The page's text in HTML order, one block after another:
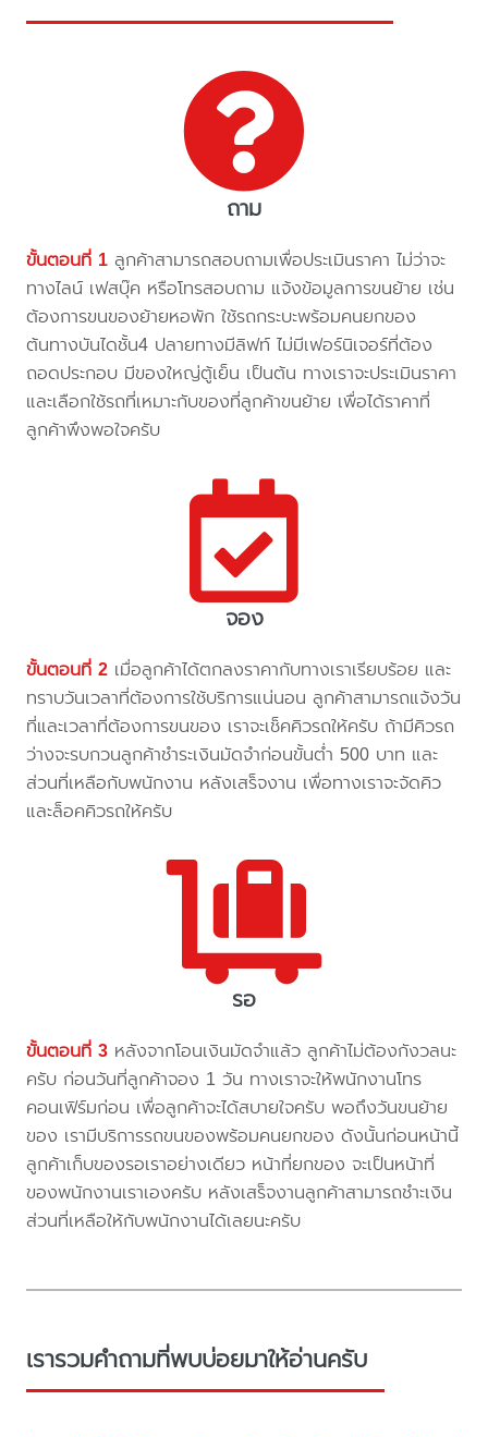
ถาม
ขั้นตอนที่ 1 ลูกค้าสามารถสอบถามเพื่อประเมินราคา ไม่ว่าจะ
ทางไลน์ เฟสบุ๊ค หรือโทรสอบถาม แจ้งข้อมูลการขนย้าย เช่น
ต้องการขนของย้ายหอพัก ใช้รถกระบะพร้อมคนยกของ
ต้นทางบันไดชั้น4 ปลายทางมีลิฟท์ ไม่มีเฟอร์นิเจอร์ที่ต้อง
ถอดประกอบ มีของใหญ่ตู้เย็น เป็นต้น ทางเราจะประเมินราคา
และเลือกใช้รถที่เหมาะกับของที่ลูกค้าขนย้าย เพื่อได้ราคาที่
ลูกค้าพึงพอใจครับ
จอง
ขั้นตอนที่ 2 เมื่อลูกค้าได้ตกลงราคากับทางเราเรียบร้อย และ
ทราบวันเวลาที่ต้องการใช้บริการแน่นอน ลูกค้าสามารถแจ้งวัน
ที่และเวลาที่ต้องการขนของ เราจะเช็คคิวรถให้ครับ ถ้ามีคิวรถ
ว่างจะรบกวนลูกค้าชำระเงินมัดจำก่อนขั้นต่ำ 500 บาท และ
ส่วนที่เหลือกับพนักงาน หลังเสร็จงาน เพื่อทางเราจะจัดคิว
และล็อคคิวรถให้ครับ
รอ
ขั้นตอนที่ 3 หลังจากโอนเงินมัดจำแล้ว ลูกค้าไม่ต้องกังวลนะ
ครับ ก่อนวันที่ลูกค้าจอง 1 วัน ทางเราจะให้พนักงานโทร
คอนเฟิร์มก่อน เพื่อลูกค้าจะได้สบายใจครับ พอถึงวันขนย้าย
ของ เรามีบริการรถขนของพร้อมคนยกของ ดังนั้นก่อนหน้านี้
ลูกค้าเก็บของรอเราอย่างเดียว หน้าที่ยกของ จะเป็นหน้าที่
ของพนักงานเราเองครับ หลังเสร็จงานลูกค้าสามารถชำะเงิน
ส่วนที่เหลือให้กับพนักงานได้เลยนะครับ
เรารวมคำถามที่พบบ่อยมาให้อ่านครับ